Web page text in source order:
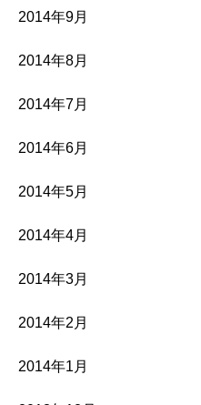
2014年9月
2014年8月
2014年7月
2014年6月
2014年5月
2014年4月
2014年3月
2014年2月
2014年1月